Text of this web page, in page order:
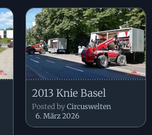
2013 Knie Basel
Posted by Circuswelten
6. März 2026